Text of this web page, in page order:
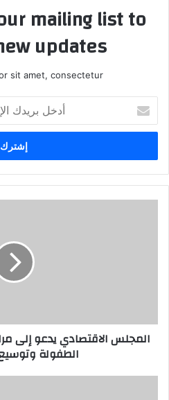
mailing list to
updates!
sit amet, consectetur.
خ
ب
ر
ر
المجلس الاقتصادي يدعو إلى
الطفولة